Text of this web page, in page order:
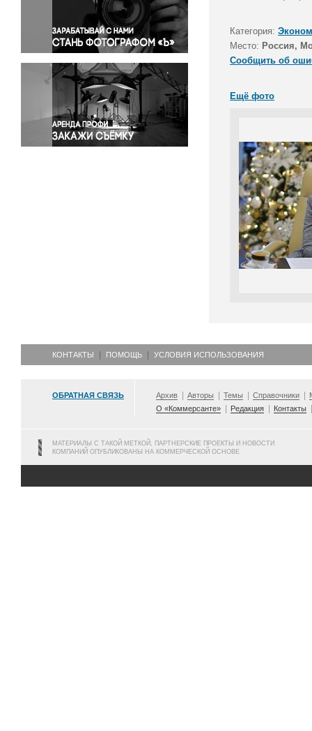
Правосудие
Происшествия и конфликты
Религия
Светская жизнь
Спорт
Экология
Экономика и бизнес
Категория:
Место: Россия,
Сообщить об
Ещё фото
КОНТАКТЫ ПОМОЩЬ УСЛОВИЯ ИСПОЛЬЗОВАНИЯ
ОБРАТНАЯ СВЯЗЬ Архив Авторы Темы Справочники
О «Коммерсанте»
Редакция Контакты
МАТЕРИАЛЫ С ТАКОЙ МЕТКОЙ, ПАРТНЕРСКИЕ ПРОЕКТЫ И НОВОСТИ
КОМПАНИЙ ОПУБЛИКОВАНЫ НА КОММЕРЧЕСКОЙ ОСНОВЕ